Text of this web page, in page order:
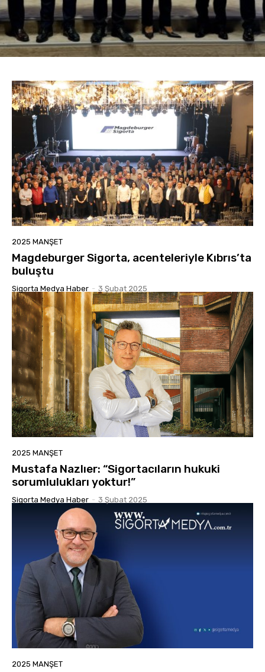
2025 MANŞET
Magdeburger Sigorta, acenteleriyle Kıbrıs’ta
buluştu
Sigorta Medya Haber - 3 Şubat 2025
2025 MANŞET
Mustafa Nazlıer: “Sigortacıların hukuki
sorumlulukları yoktur!”
Sigorta Medya Haber - 3 Şubat 2025
2025 MANŞET